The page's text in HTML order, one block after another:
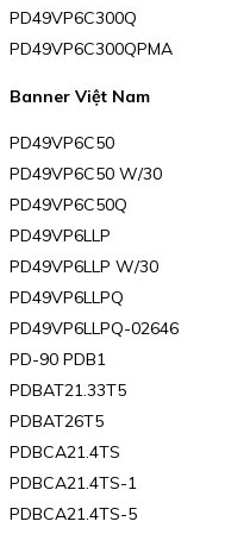
PD49VP6C300Q
PD49VP6C300QPMA
Banner Việt Nam
PD49VP6C50
PD49VP6C50 W/30
PD49VP6C50Q
PD49VP6LLP
PD49VP6LLP W/30
PD49VP6LLPQ
PD49VP6LLPQ-02646
PD-90 PDB1
PDBAT21.33T5
PDBAT26T5
PDBCA21.4TS
PDBCA21.4TS-1
PDBCA21.4TS-5